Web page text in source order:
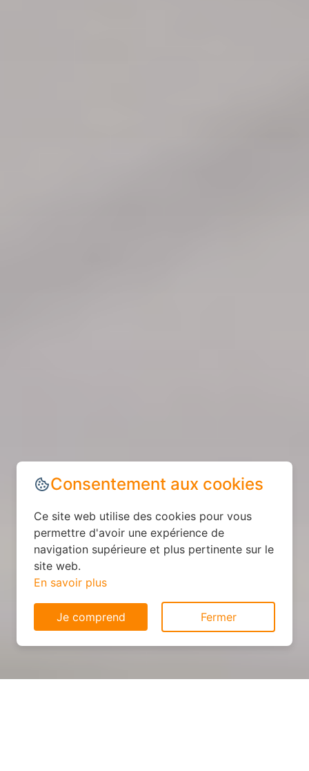
Consentement aux cookies
Ce site web utilise des cookies pour vous
permettre d'avoir une expérience de
navigation supérieure et plus pertinente sur le
site web.
En savoir plus
Je comprend Fermer